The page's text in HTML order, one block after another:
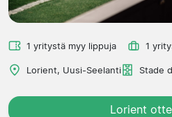
1 yritystä myy lippuja 1
Lorient, Uusi-Seelanti Stade
Lorient